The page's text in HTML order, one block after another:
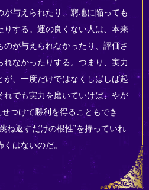
与えられたり、窮地に陥っても
りする。運の良くない人は、本来
が与えられなかったり、評価さ
なかったりする。つまり、実力
が、一度だけではなくしばしば起
れでも実力を磨いていけば、やが
つけて勝利を得ることもでき
ね返すだけの根性”を持っていれ
はないのだ。